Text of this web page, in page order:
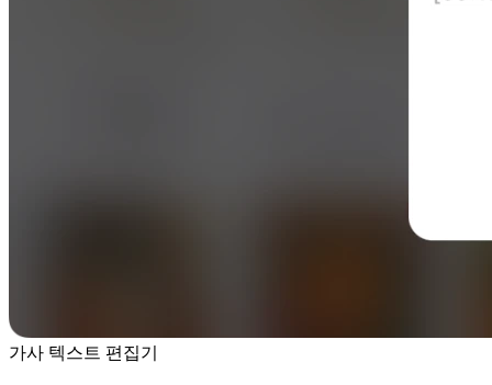
가사 텍스트 편집기